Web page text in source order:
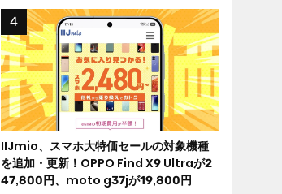
IIJmio、スマホ大特価セールの対象機種
を追加・更新！OPPO Find X9 Ultraが2
47,800円、moto g37jが19,800円